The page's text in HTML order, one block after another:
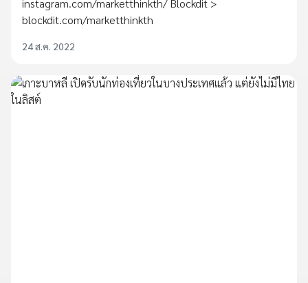
instagram.com/marketthinkth/ Blockdit >
blockdit.com/marketthinkth
24 ส.ค. 2022